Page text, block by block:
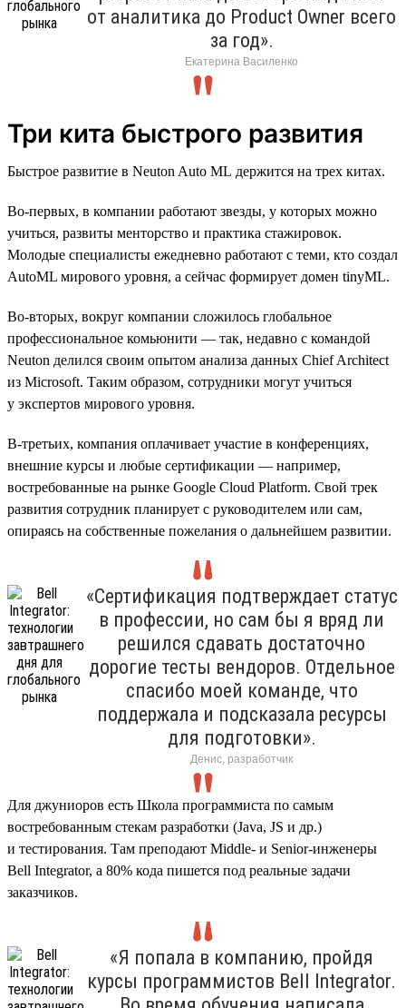
от аналитика до Product Owner всего
за год».
Екатерина Василенко
Три кита быстрого развития
Быстрое развитие в Neuton Auto ML держится на трех китах.
Во-первых, в компании работают звезды, у которых можно
учиться, развиты менторство и практика стажировок.
Молодые специалисты ежедневно работают с теми, кто создал
AutoML мирового уровня, а сейчас формирует домен tinyML.
Во-вторых, вокруг компании сложилось глобальное
профессиональное комьюнити — так, недавно с командой
Neuton делился своим опытом анализа данных Chief Architect
из Microsoft. Таким образом, сотрудники могут учиться
у экспертов мирового уровня.
В-третьих, компания оплачивает участие в конференциях,
внешние курсы и любые сертификации — например,
востребованные на рынке Google Cloud Platform. Свой трек
развития сотрудник планирует с руководителем или сам,
опираясь на собственные пожелания о дальнейшем развитии.
«Сертификация подтверждает статус
в профессии, но сам бы я вряд ли
решился сдавать достаточно
дорогие тесты вендоров. Отдельное
спасибо моей команде, что
поддержала и подсказала ресурсы
для подготовки».
Денис, разработчик
Для джуниоров есть Школа программиста по самым
востребованным стекам разработки (Java, JS и др.)
и тестирования. Там преподают Middle- и Senior-инженеры
Bell Integrator, а 80% кода пишется под реальные задачи
заказчиков.
«Я попала в компанию, пройдя
курсы программистов Bell Integrator.